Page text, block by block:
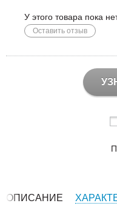
У этого товара пока
Оставить отзыв
ОПИСАНИЕ